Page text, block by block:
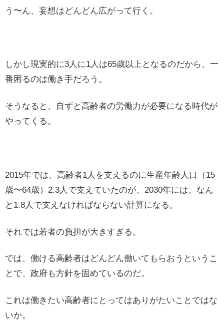
う〜ん、妄想はどんどん広がって行く。
しかし現実的に3人に1人は65歳以上となるのだから、一
番困るのは働き手だろう。
そうなると、自ずと高齢者の労働力が必要になる時代が
やってくる。
2015年では、高齢者1人を支えるのに生産年齢人口（15
歳〜64歳）2.3人で支えていたのが、2030年には、なん
と1.8人で支えなければならない計算になる。
それでは若者の負担が大きすぎる。
では、働ける高齢者はどんどん働いてもらおうというこ
とで、政府も方針を固めているのだ。
これは働きたい高齢者にとってはありがたいことではな
いか。